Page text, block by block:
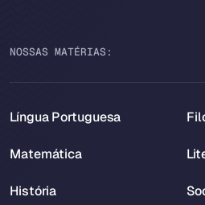
NOSSAS MATÉRIAS:
Língua Portuguesa
Matemática
História